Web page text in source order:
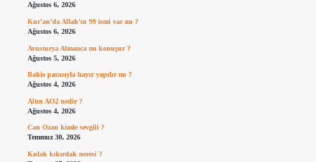
Ağustos 6, 2026
Kur’an’da Allah’ın 99 ismi var mı ?
Ağustos 6, 2026
Avusturya Almanca mı konuşur ?
Ağustos 5, 2026
Bahis parasıyla hayır yapılır mı ?
Ağustos 4, 2026
Altın AO2 nedir ?
Ağustos 4, 2026
Can Ozan kimle sevgili ?
Temmuz 30, 2026
Kulak kıkırdak neresi ?